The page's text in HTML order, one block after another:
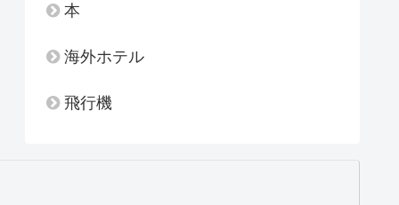
本
海外ホテル
飛行機